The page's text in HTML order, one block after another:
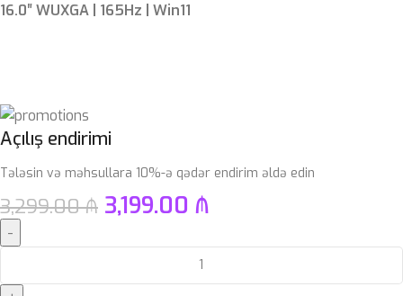
16.0″ WUXGA | 165Hz | Win11
Açılış endirimi
Tələsin və məhsullara 10%-ə qədər endirim əldə edin
3,299.00₼ 3,199.00 ₼